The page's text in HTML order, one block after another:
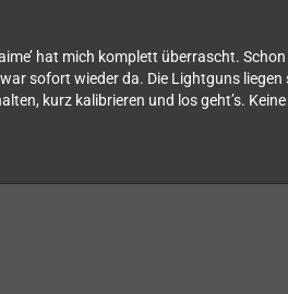
hat mich komplett überrascht.
sofort wieder da. Die Lightguns liegen
kurz kalibrieren und los geht’s. Keine